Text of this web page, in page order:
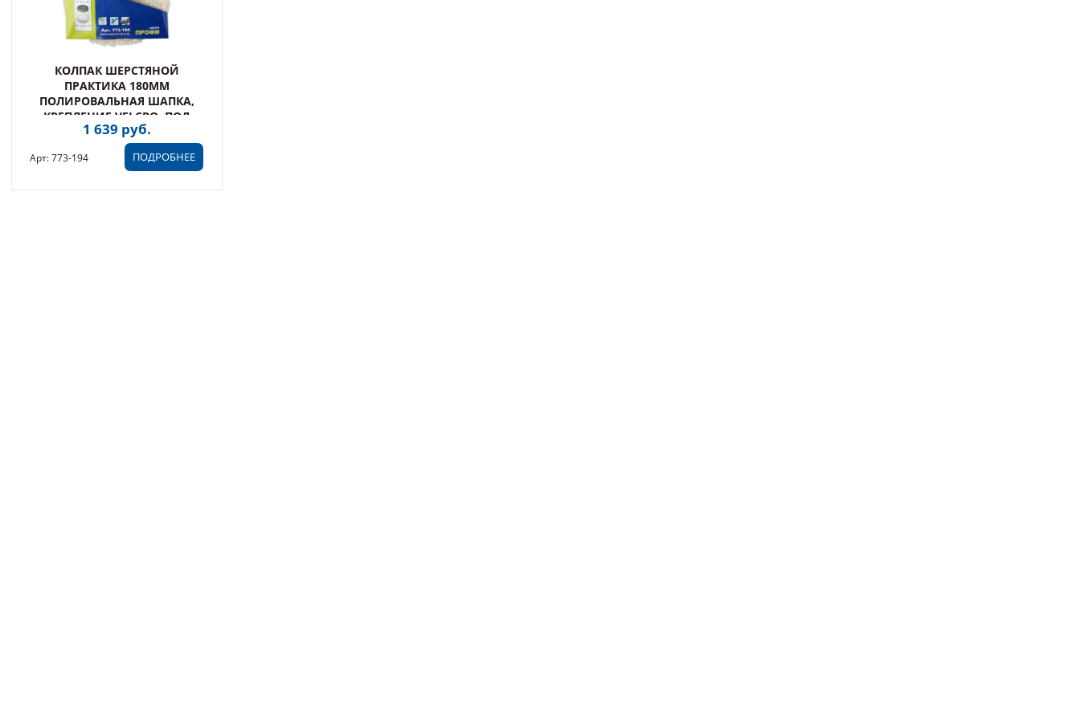
КОЛПАК ШЕРСТЯНОЙ
ПРАКТИКА 180ММ
ПОЛИРОВАЛЬНАЯ ШАПКА,
КРЕПЛЕНИЕ VELCRO, ПОД
ОПОРНУЮ ТАРЕЛКУ (773-194)
1 639 руб.
ПОДРОБНЕЕ
Арт: 773-194